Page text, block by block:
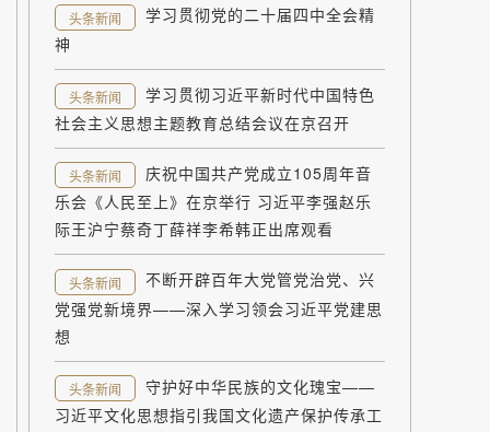
头条新闻
学习贯彻党的二十届四中全会精
神
头条新闻
学习贯彻习近平新时代中国特色
社会主义思想主题教育总结会议在京召开
头条新闻
庆祝中国共产党成立105周年音
乐会《人民至上》在京举行 习近平李强赵乐
际王沪宁蔡奇丁薛祥李希韩正出席观看
头条新闻
不断开辟百年大党管党治党、兴
党强党新境界——深入学习领会习近平党建思
想
头条新闻
守护好中华民族的文化瑰宝——
习近平文化思想指引我国文化遗产保护传承工